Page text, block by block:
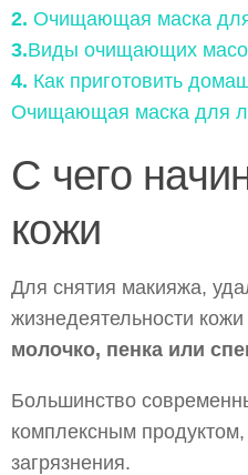
2. Очищающая маска
3.Виды очищающих
4. Как приготовить
Очищающая маска для
С чего
кожи
Для снятия макияжа,
жизнедеятельности кожи
молочко, пенка или
Большинство
комплексным
загрязнения.